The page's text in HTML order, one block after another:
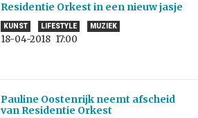
Residentie Orkest in een nieuw jasje
KUNST LIFESTYLE MUZIEK
18-04-2018 17:00
Pauline Oostenrijk neemt afscheid
van Residentie Orkest